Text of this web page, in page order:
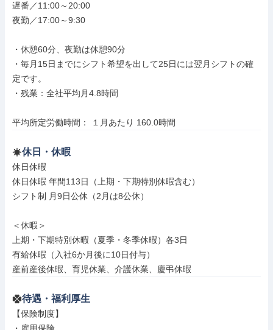
遅番／11:00～20:00
夜勤／17:00～9:30
・休憩60分、夜勤は休憩90分
・毎月15日までにシフト希望を出して25日には翌月シフトの確
定です。
・残業：全社平均月4.8時間
平均所定労働時間： １月あたり 160.0時間
休日・休暇
休日休暇
休日休暇 年間113日（上期・下期特別休暇含む）
シフト制 月9日公休（2月は8公休）
＜休暇＞
上期・下期特別休暇（夏季・冬季休暇）各3日
有給休暇（入社6か月後に10日付与）
産前産後休暇、育児休業、介護休業、慶弔休暇
待遇・福利厚生
【保険制度】